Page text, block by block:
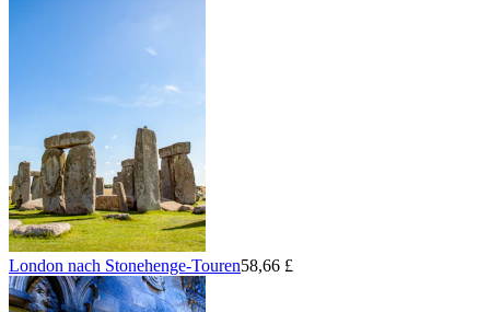
London nach Stonehenge-Touren58,66 £